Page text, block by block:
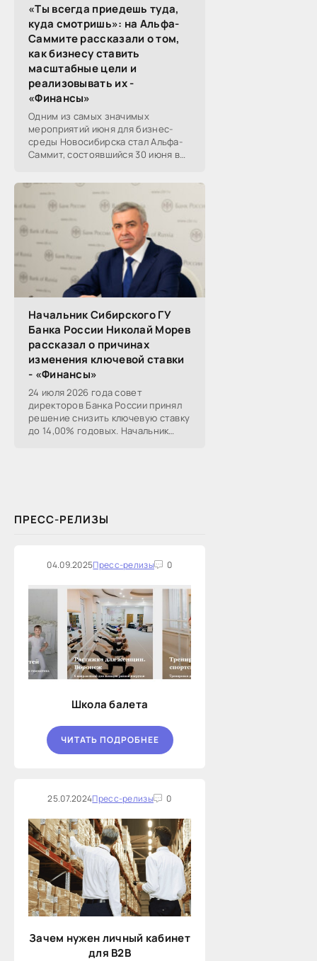
«Ты всегда приедешь туда,
куда смотришь»: на Альфа-
Саммите рассказали о том,
как бизнесу ставить
масштабные цели и
реализовывать их -
«Финансы»
Одним из самых значимых
мероприятий июня для бизнес-
среды Новосибирска стал Альфа-
Саммит, состоявшийся 30 июня в
«Победа». Его участниками
выступили эксперты,
Начальник Сибирского ГУ
Банка России Николай Морев
рассказал о причинах
изменения ключевой ставки
- «Финансы»
24 июля 2026 года совет
директоров Банка России принял
решение снизить ключевую ставку
до 14,00% годовых. Начальник
ПРЕСС-РЕЛИЗЫ
04.09.2025Пресс-релизы 0
Школа балета
ЧИТАТЬ ПОДРОБНЕЕ
25.07.2024Пресс-релизы 0
Зачем нужен личный кабинет
для B2B